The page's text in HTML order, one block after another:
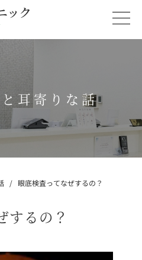
耳寄りな話
眼底検査ってなぜするの？
するの？